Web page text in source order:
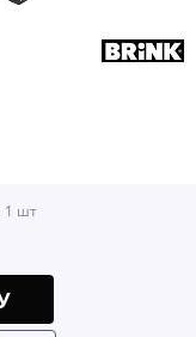
1 шт